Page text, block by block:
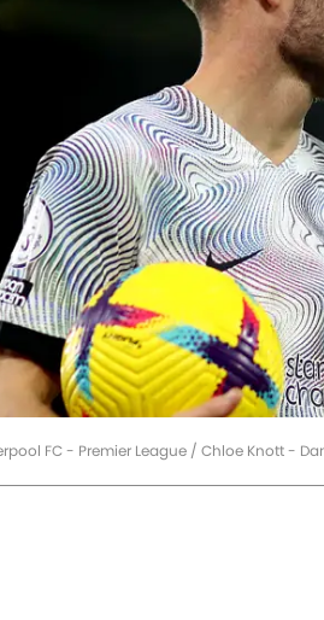
FC - Premier League / Chloe Knott -